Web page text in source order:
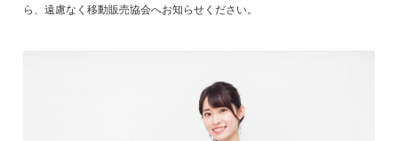
ら、遠慮なく移動販売協会へお知らせください。